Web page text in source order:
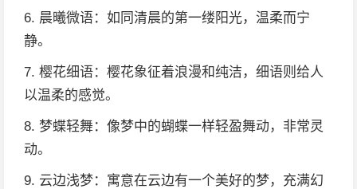
6. 晨曦微语：如同清晨的第一缕阳光，温柔而宁
静。
7. 樱花细语：樱花象征着浪漫和纯洁，细语则给人
以温柔的感觉。
8. 梦蝶轻舞：像梦中的蝴蝶一样轻盈舞动，非常灵
动。
9. 云边浅梦：寓意在云边有一个美好的梦，充满幻